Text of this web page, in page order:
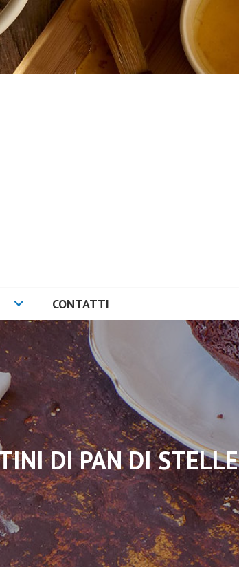
CONTATTI
DI PAN DI STELLE